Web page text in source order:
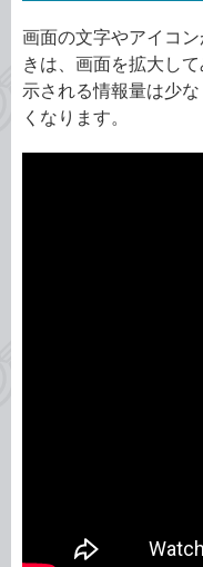
画面の文字やアイコ
きは、画面を拡大し
示される情報量は少
くなります。